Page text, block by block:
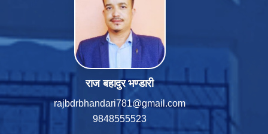
राज बहादुर भण्डारी
rajbdrbhandari781@gmail.com
9848555523